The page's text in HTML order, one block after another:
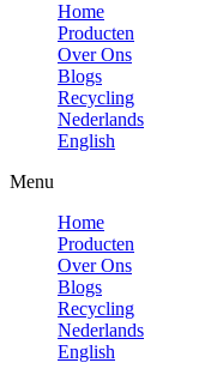
Home
Producten
Over Ons
Blogs
Recycling
Nederlands
English
Menu
Home
Producten
Over Ons
Blogs
Recycling
Nederlands
English